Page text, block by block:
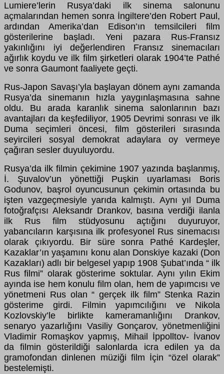
Lumiere’lerin Rusya’daki ilk sinema salonunu
açmalarından hemen sonra İngiltere’den Robert Paul,
ardından Amerika’dan Edison’ın temsilcileri film
gösterilerine başladı. Yeni pazara Rus-Fransız
yakınlığını iyi değerlendiren Fransız sinemacıları
ağırlık koydu ve ilk film şirketleri olarak 1904’te Pathé
ve sonra Gaumont faaliyete geçti.
Rus-Japon Savaşı’yla başlayan dönem aynı zamanda
Rusya’da sinemanın hızla yaygınlaşmasına sahne
oldu. Bu arada karanlık sinema salonlarının bazı
avantajları da keşfediliyor, 1905 Devrimi sonrası ve ilk
Duma seçimleri öncesi, film gösterileri sırasında
seyircileri sosyal demokrat adaylara oy vermeye
çağıran sesler duyuluyordu.
Rusya’da ilk filmin çekimine 1907 yazında başlanmış,
İ. Şuvalov’un yönettiği Puşkin uyarlaması Boris
Godunov, başrol oyuncusunun çekimin ortasında bu
işten vazgeçmesiyle yarıda kalmıştı. Aynı yıl Duma
fotoğrafçısı Aleksandr Drankov, basına verdiği ilanla
ilk Rus film stüdyosunu açtığını duyuruyor,
yabancıların karşısına ilk profesyonel Rus sinemacısı
olarak çıkıyordu. Bir süre sonra Pathé Kardeşler,
Kazaklar’ın yaşamını konu alan Donskiye kazaki (Don
Kazakları) adlı bir belgesel yapıp 1908 Şubat’ında “ ilk
Rus filmi” olarak gösterime soktular. Aynı yılın Ekim
ayında ise hem konulu film olan, hem de yapımcısı ve
yönetmeni Rus olan “ gerçek ilk film” Stenka Razin
gösterime girdi. Filmin yapımcılığını ve Nikola
Kozlovskiy’le birlikte kameramanlığını Drankov,
senaryo yazarlığını Vasiliy Gonçarov, yönetmenliğini
Vladimir Romaşkov yapmış, Mihail İppolltov- İvanov
da filmin gösterildiği salonlarda icra edilen ya da
gramofondan dinlenen müziği film İçin “özel olarak”
bestelemişti.